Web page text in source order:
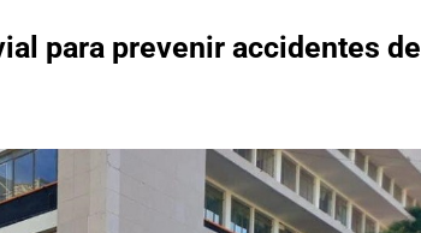
para prevenir accidentes de